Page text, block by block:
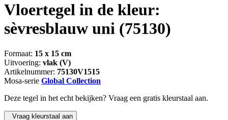
Vloertegel in de kleur:
sèvresblauw uni (75130)
Formaat: 15 x 15 cm
Uitvoering: vlak (V)
Artikelnummer: 75130V1515
Mosa-serie Global Collection
Deze tegel in het echt bekijken? Vraag een gratis kleurstaal aan.
Vraag kleurstaal aan